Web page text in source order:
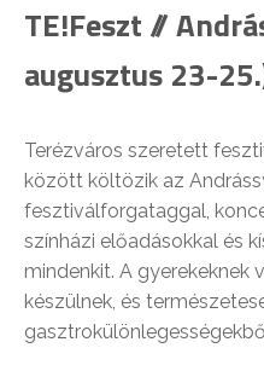
TE!Feszt //
augusztus 23-
Terézváros szeretett
között költözik az
fesztiválforgataggal,
színházi előadásokkal és
mindenkit. A gyerekeknek
készülnek, és